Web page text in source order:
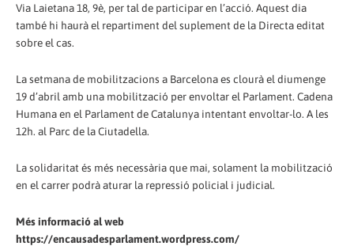
Via Laietana 18, 9è, per tal de participar en l’acció. Aquest dia
també hi haurà el repartiment del suplement de la Directa editat
sobre el cas.
La setmana de mobilitzacions a Barcelona es clourà el diumenge
19 d’abril amb una mobilització per envoltar el Parlament. Cadena
Humana en el Parlament de Catalunya intentant envoltar-lo. A les
12h. al Parc de la Ciutadella.
La solidaritat és més necessària que mai, solament la mobilització
en el carrer podrà aturar la repressió policial i judicial.
Més informació al web
https://encausadesparlament.wordpress.com/